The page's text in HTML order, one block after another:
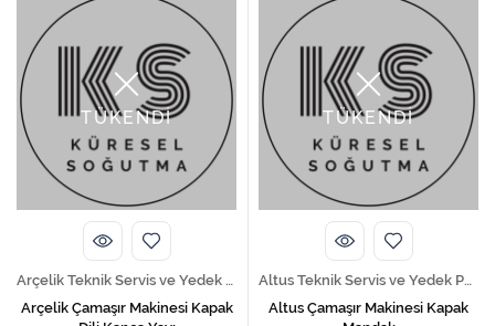
TÜKENDİ
Arçelik Teknik Servis ve Yedek Parça Hizmetleri
Arçelik Çamaşır Makinesi Kapak
TÜKENDİ
Altus Teknik Servis ve Yedek Parça Hizmetleri
Altus Çamaşır Makinesi Kapak